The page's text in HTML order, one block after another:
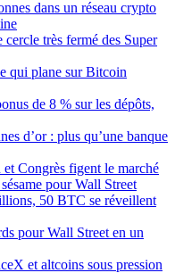
dans un réseau crypto
très fermé des Super
qui plane sur Bitcoin
de 8 % sur les dépôts,
d’or : plus qu’une banque
Congrès figent le marché
pour Wall Street
50 BTC se réveillent
pour Wall Street en un
et altcoins sous pression